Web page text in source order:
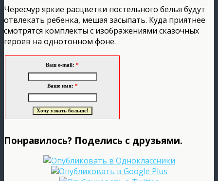
Чересчур яркие расцветки постельного белья будут
отвлекать ребенка, мешая засыпать. Куда приятнее
смотрятся комплекты с изображениями сказочных
героев на однотонном фоне.
Ваш e-mail: *
Ваше имя: *
Понравилось? Поделись с друзьями.